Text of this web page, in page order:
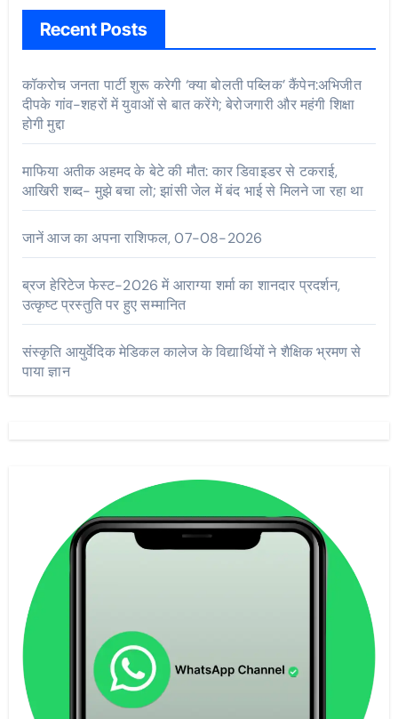
Recent Posts
कॉकरोच जनता पार्टी शुरू करेगी ‘क्या बोलती पब्लिक’ कैंपेन:अभिजीत
दीपके गांव-शहरों में युवाओं से बात करेंगे; बेरोजगारी और महंगी शिक्षा
होगी मुद्दा
माफिया अतीक अहमद के बेटे की मौत: कार डिवाइडर से टकराई,
आखिरी शब्द- मुझे बचा लो; झांसी जेल में बंद भाई से मिलने जा रहा था
जानें आज का अपना राशिफल, 07-08-2026
ब्रज हेरिटेज फेस्ट-2026 में आराग्या शर्मा का शानदार प्रदर्शन,
उत्कृष्ट प्रस्तुति पर हुए सम्मानित
संस्कृति आयुर्वेदिक मेडिकल कालेज के विद्यार्थियों ने शैक्षिक भ्रमण से
पाया ज्ञान